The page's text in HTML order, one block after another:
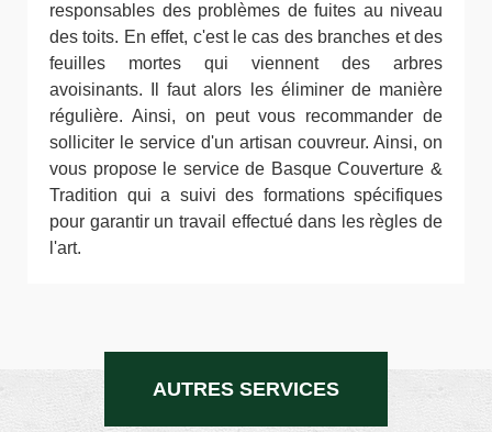
responsables des problèmes de fuites au niveau
des toits. En effet, c'est le cas des branches et des
feuilles mortes qui viennent des arbres
avoisinants. Il faut alors les éliminer de manière
régulière. Ainsi, on peut vous recommander de
solliciter le service d'un artisan couvreur. Ainsi, on
vous propose le service de Basque Couverture &
Tradition qui a suivi des formations spécifiques
pour garantir un travail effectué dans les règles de
l'art.
AUTRES SERVICES